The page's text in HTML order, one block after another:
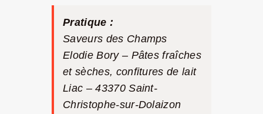
Pratique :
Saveurs des Champs
Elodie Bory – Pâtes fraîches
et sèches, confitures de lait
Liac – 43370 Saint-
Christophe-sur-Dolaizon